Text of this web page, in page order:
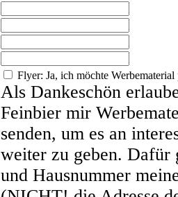
Flyer: Ja, ich möchte Werbematerial
Als Dankeschön
Feinbier mir
senden, um es an
weiter zu geben. Dafür
und Hausnummer